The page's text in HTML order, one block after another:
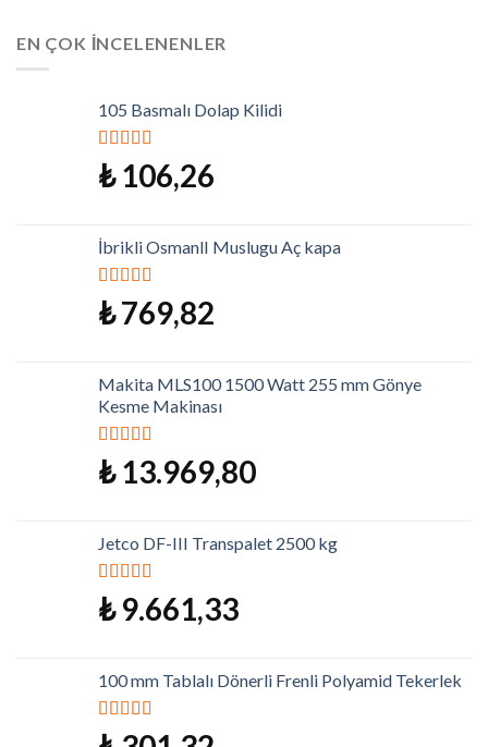
EN ÇOK İNCELENENLER
105 Basmalı Dolap Kilidi
5 üzerinden
5.00oy aldı
₺106,26
İbrikli OsmanlI Muslugu Aç kapa
5 üzerinden
5.00oy aldı
₺769,82
Makita MLS100 1500 Watt 255 mm Gönye
Kesme Makinası
5 üzerinden
5.00oy aldı
₺13.969,80
Jetco DF-III Transpalet 2500 kg
5 üzerinden
5.00oy aldı
₺9.661,33
100 mm Tablalı Dönerli Frenli Polyamid Tekerlek
5 üzerinden